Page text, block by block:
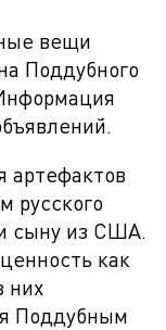
вещи
Поддубного
артефактов
русского
сыну из США.
как
них
Поддубным